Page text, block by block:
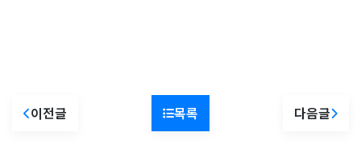
이전글 목록 다음글